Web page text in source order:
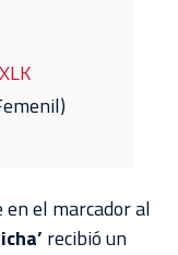
el marcador al
recibió un